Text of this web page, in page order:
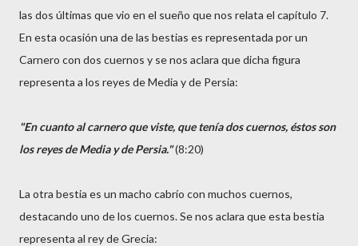
las dos últimas que vio en el sueño que nos relata el capítulo 7.
En esta ocasión una de las bestias es representada por un
Carnero con dos cuernos y se nos aclara que dicha figura
representa a los reyes de Media y de Persia:
"En cuanto al carnero que viste, que tenía dos cuernos, éstos son
los reyes de Media y de Persia."(8:20)
La otra bestia es un macho cabrío con muchos cuernos,
destacando uno de los cuernos. Se nos aclara que esta bestia
representa al rey de Grecia: